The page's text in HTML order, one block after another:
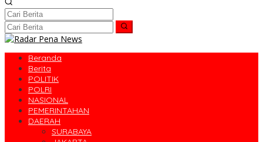
Beranda
Berita
POLITIK
POLRI
NASIONAL
PEMERINTAHAN
DAERAH
SURABAYA